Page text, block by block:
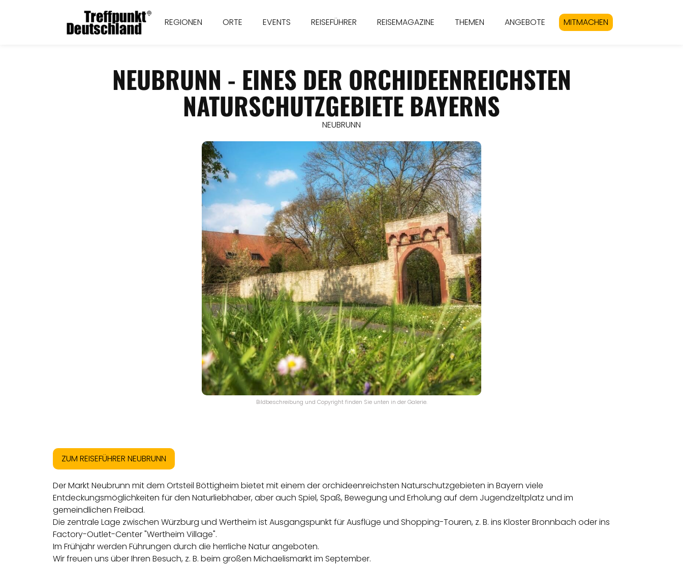
REGIONEN ORTE EVENTS REISEFÜHRER REISEMAGAZINE THEMEN ANGEBOTE MITMACHEN
NEUBRUNN - EINES DER ORCHIDEENREICHSTEN
NATURSCHUTZGEBIETE BAYERNS
NEUBRUNN
Bildbeschreibung und Copyright finden Sie unten in der Galerie.
ZUM REISEFÜHRER NEUBRUNN
Der Markt Neubrunn mit dem Ortsteil Böttigheim bietet mit einem der orchideenreichsten Naturschutzgebieten in Bayern viele
Entdeckungsmöglichkeiten für den Naturliebhaber, aber auch Spiel, Spaß, Bewegung und Erholung auf dem Jugendzeltplatz und im
gemeindlichen Freibad.
Die zentrale Lage zwischen Würzburg und Wertheim ist Ausgangspunkt für Ausflüge und Shopping-Touren, z. B. ins Kloster Bronnbach oder ins
Factory-Outlet-Center "Wertheim Village".
Im Frühjahr werden Führungen durch die herrliche Natur angeboten.
Wir freuen uns über Ihren Besuch, z. B. beim großen Michaelismarkt im September.